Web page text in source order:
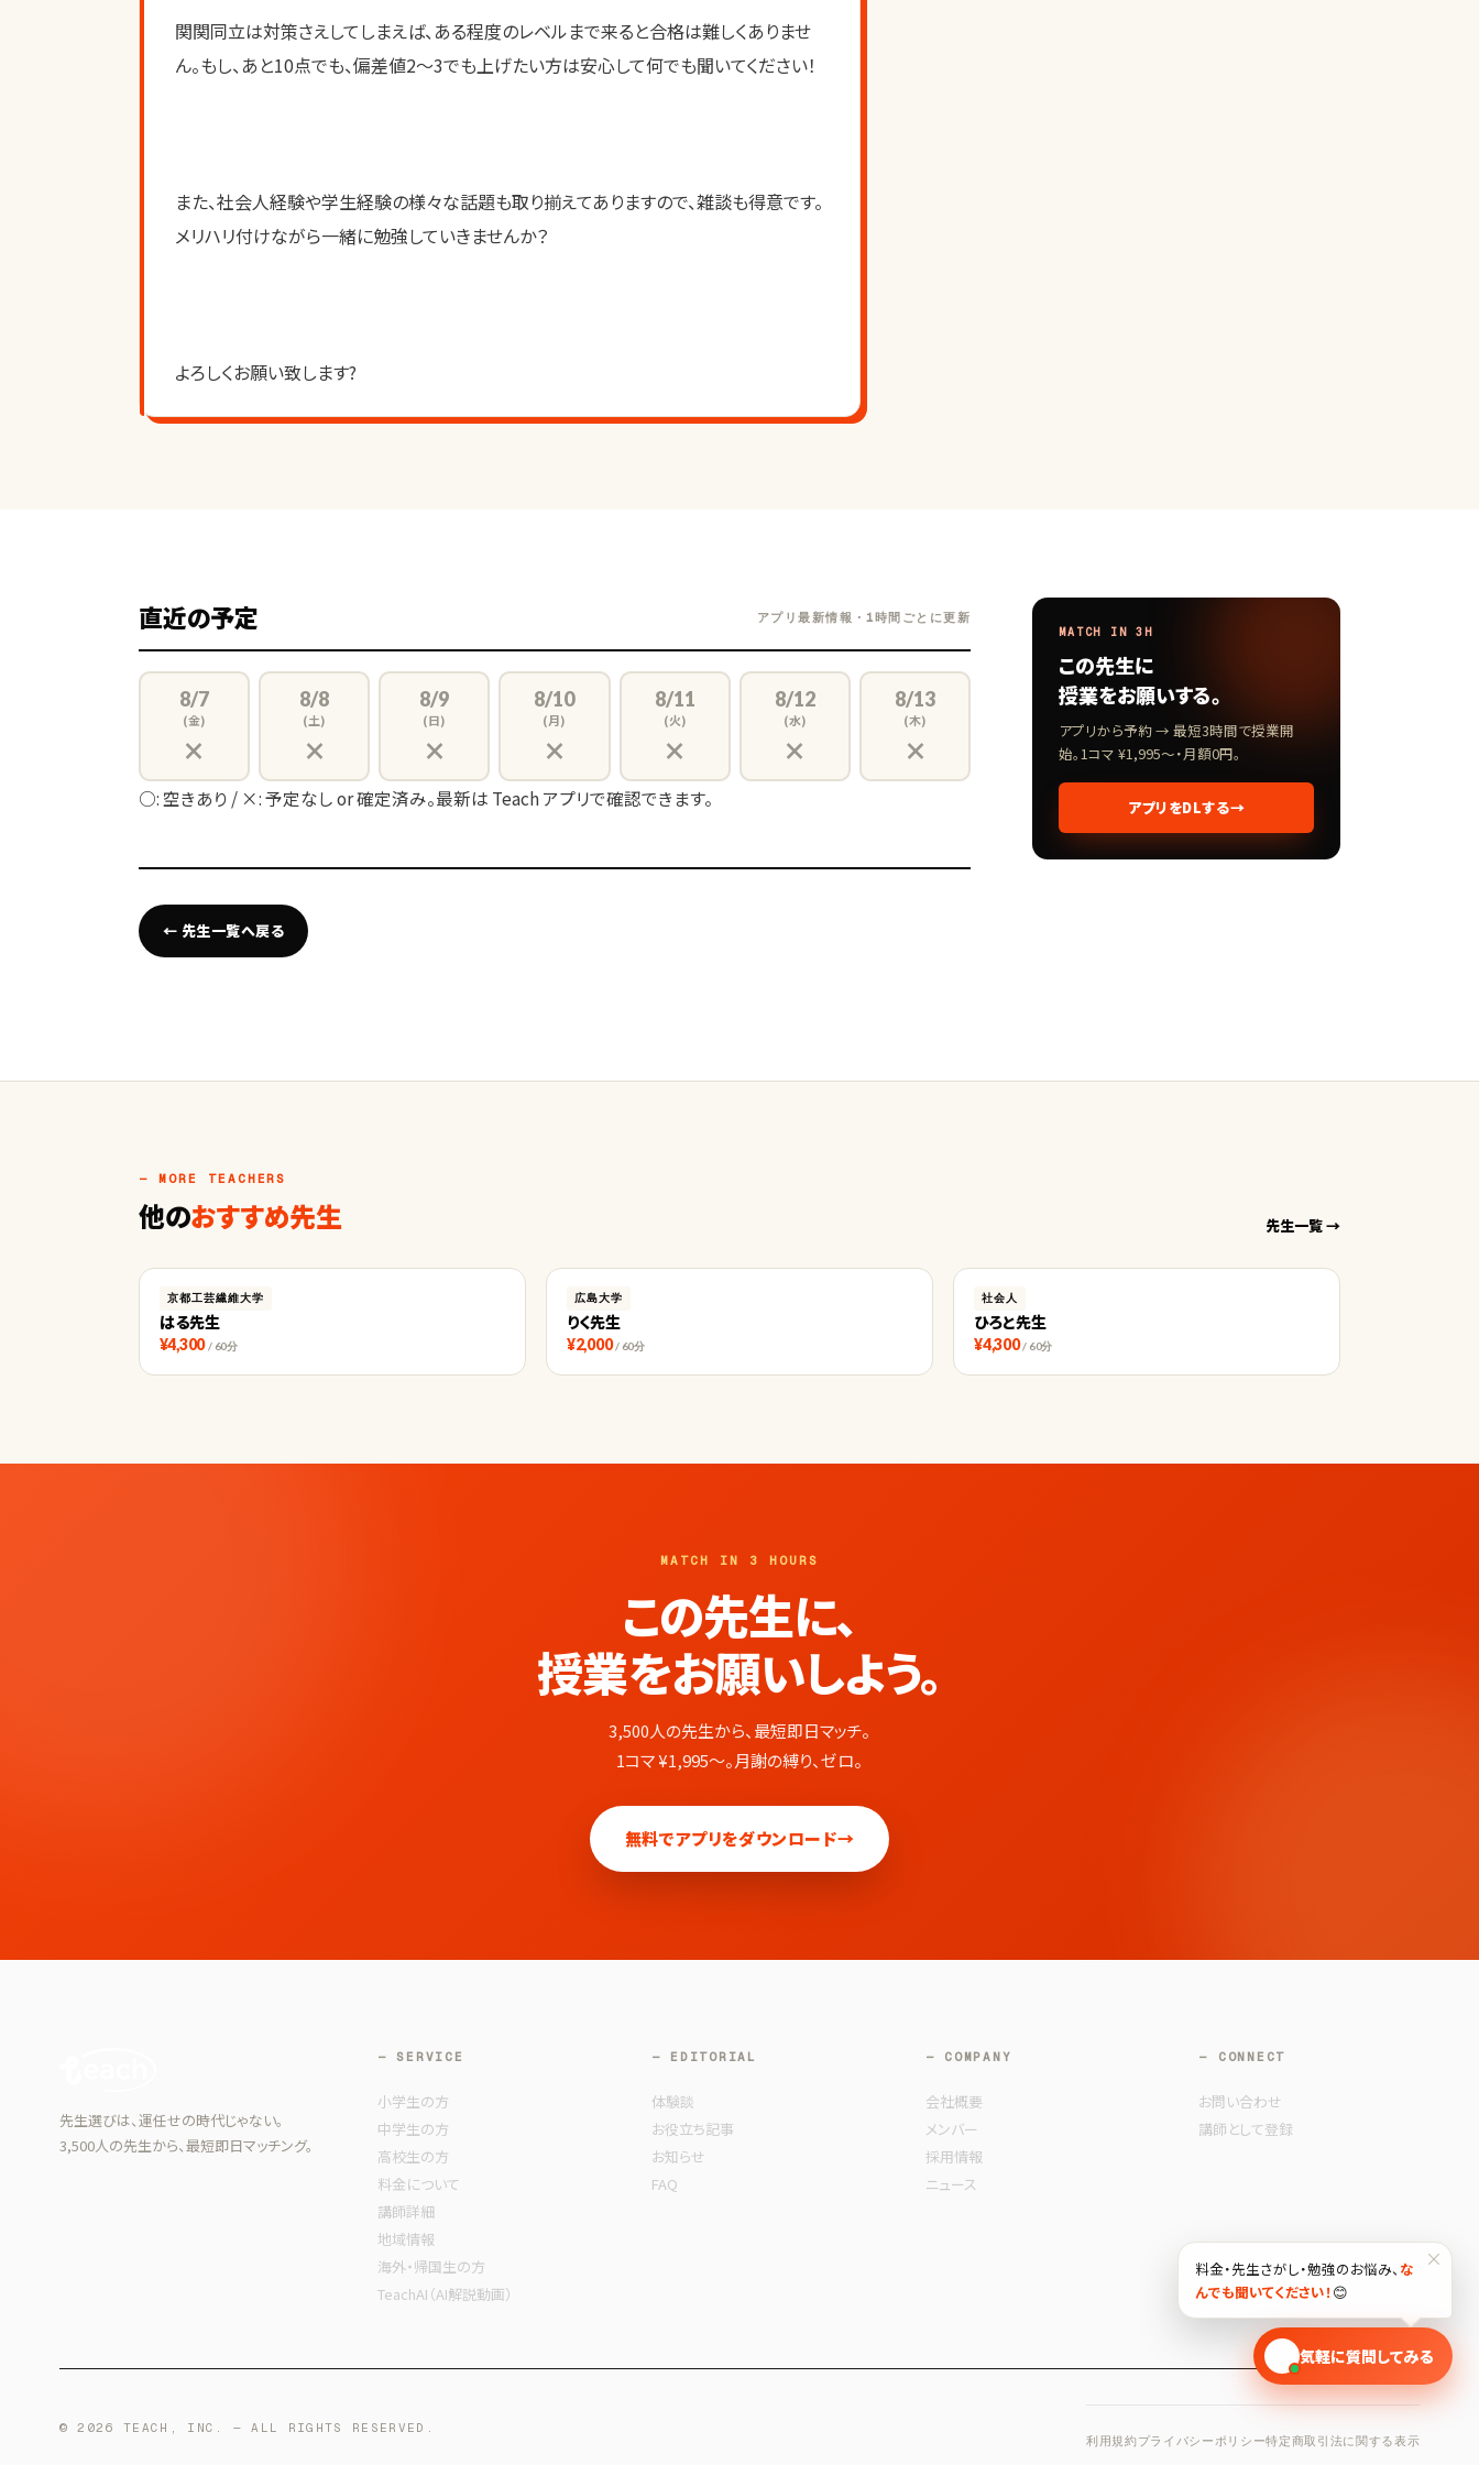
関関同立は対策さえしてしまえば、ある程度のレベルまで来ると合格は難しくありませ
ん。もし、あと10点でも、偏差値2〜3でも上げたい方は安心して何でも聞いてください！
また、社会人経験や学生経験の様々な話題も取り揃えてありますので、雑談も得意です。
メリハリ付けながら一緒に勉強していきませんか？
よろしくお願い致します?
直近の予定 アプリ最新情報・1時間ごとに更新
8/7
(金)
×
8/8
(土)
×
8/9
(日)
×
8/10
(月)
×
8/11
(火)
×
8/12
(水)
×
8/13
(木)
×
○: 空きあり / ×: 予定なし or 確定済み。最新は Teach アプリで確認できます。
← 先生一覧へ戻る
MATCH IN 3H
この先生に
授業をお願いする。
アプリから予約 → 最短3時間で授業開
始。1コマ ¥1,995〜・月額0円。
アプリをDLする→
— MORE TEACHERS
他のおすすめ先生 先生一覧 →
京都工芸繊維大学
はる先生
¥4,300 / 60分
広島大学
りく先生
¥2,000 / 60分
社会人
ひろと先生
¥4,300 / 60分
MATCH IN 3 HOURS
この先生に、
授業をお願いしよう。
3,500人の先生から、最短即日マッチ。
1コマ ¥1,995〜。月謝の縛り、ゼロ。
無料でアプリをダウンロード→
先生選びは、運任せの時代じゃない。
3,500人の先生から、最短即日マッチング。
— SERVICE
小学生の方
中学生の方
高校生の方
料金について
講師詳細
地域情報
海外・帰国生の方
TeachAI（AI解説動画）
— EDITORIAL
体験談
お役立ち記事
お知らせ
FAQ
— COMPANY
会社概要
メンバー
採用情報
ニュース
— CONNECT
お問い合わせ
講師として登録
© 2026 TEACH, INC. — ALL RIGHTS RESERVED.
利用規約 プライバシーポリシー特定商取引法に関する表示
×
料金・先生さがし・勉強のお悩み、 な
んでも聞いてください！ 😊
🎓 気軽に質問してみる